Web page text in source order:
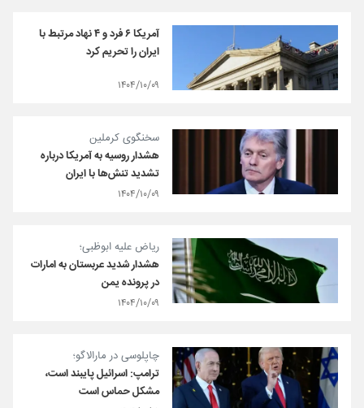
آمریکا ۶ فرد و ۴ نهاد مرتبط با
ایران را تحریم کرد
۱۴۰۴/۱۰/۰۹
سخنگوی کرملین
هشدار روسیه به آمریکا درباره
تشدید تنش‌ها با ایران
۱۴۰۴/۱۰/۰۹
ریاض علیه ابوظبی؛
هشدار شدید عربستان به امارات
در پرونده یمن
۱۴۰۴/۱۰/۰۹
چاپلوسی در مارالاگو؛
ترامپ: اسرائیل پایبند است،
مشکل حماس است